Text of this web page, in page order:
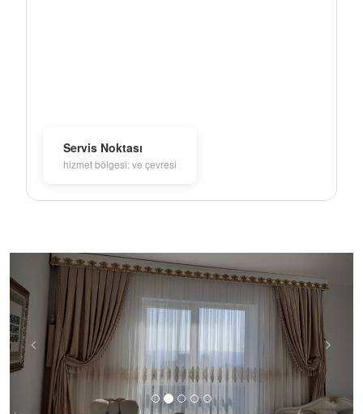
Servis Noktası
hizmet bölgesi: ve çevresi
Previous